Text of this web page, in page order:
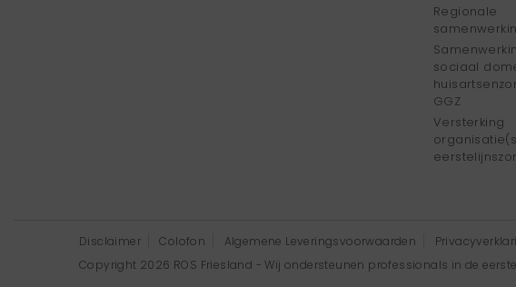
Regionale
sociaal
GGZ
Versterking
Disclaimer Colofon Algemene Leveringsvoorwaarden
Copyright 2026 ROS Friesland - Wij ondersteunen professionals in de